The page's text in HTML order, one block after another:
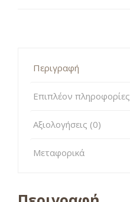
Περιγραφή
Επιπλέον πληροφορίες
Αξιολογήσεις (0)
Μεταφορικά